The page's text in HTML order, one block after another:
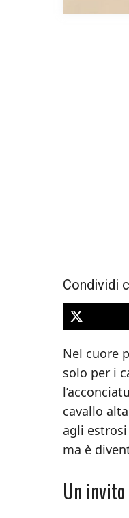
Condividi
Nel cuore
solo per i
cavallo
agli
ma è
Un